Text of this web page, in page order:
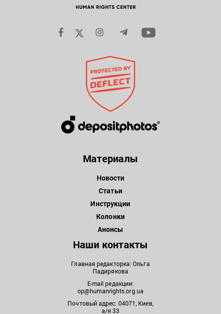
Материалы
Новости
Статьи
Инструкции
Колонки
Анонсы
Наши контакты
Главная редакторка: Ольга
Падирякова
E-mail редакции:
op@humanrights.org.ua
Почтовый адрес: 04071, Киев,
а/я 33